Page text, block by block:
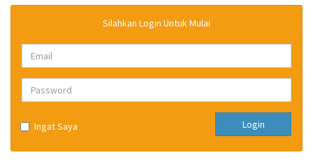
Silahkan Login Untuk Mulai
Ingat Saya Login